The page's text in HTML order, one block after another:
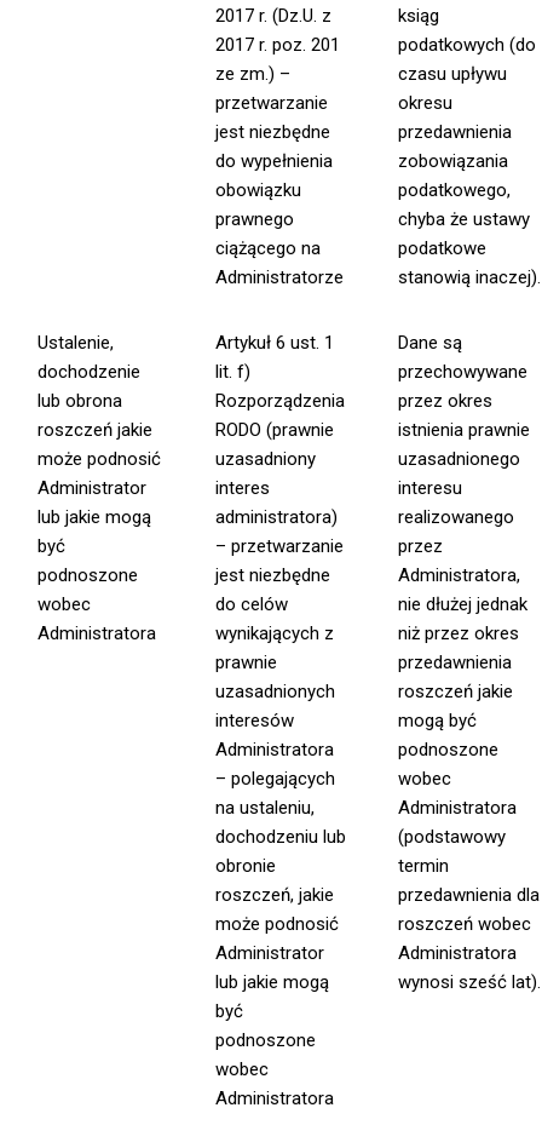
2017 r. (Dz.U. z
2017 r. poz. 201
ze zm.) –
przetwarzanie
jest niezbędne
do wypełnienia
obowiązku
prawnego
ciążącego na
Administratorze
ksiąg
podatkowych (do
czasu upływu
okresu
przedawnienia
zobowiązania
podatkowego,
chyba że ustawy
podatkowe
stanowią inaczej).
Ustalenie,
dochodzenie
lub obrona
roszczeń jakie
może podnosić
Administrator
lub jakie mogą
być
podnoszone
wobec
Administratora
Artykuł 6 ust. 1
lit. f)
Rozporządzenia
RODO (prawnie
uzasadniony
interes
administratora)
– przetwarzanie
jest niezbędne
do celów
wynikających z
prawnie
uzasadnionych
interesów
Administratora
– polegających
na ustaleniu,
dochodzeniu lub
obronie
roszczeń, jakie
może podnosić
Administrator
lub jakie mogą
być
podnoszone
wobec
Administratora
Dane są
przechowywane
przez okres
istnienia prawnie
uzasadnionego
interesu
realizowanego
przez
Administratora,
nie dłużej jednak
niż przez okres
przedawnienia
roszczeń jakie
mogą być
podnoszone
wobec
Administratora
(podstawowy
termin
przedawnienia dla
roszczeń wobec
Administratora
wynosi sześć lat).